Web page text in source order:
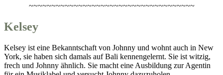
~~~~~~~~~~~~~~~~~~~~~~~~~~~~~~~~~~~~~
Kelsey
Kelsey ist eine Bekanntschaft von Johnny und wohnt auch in New
York, sie haben sich damals auf Bali kennengelernt. Sie ist witzig,
frech und Johnny ähnlich. Sie macht eine Ausbildung zur Agentin